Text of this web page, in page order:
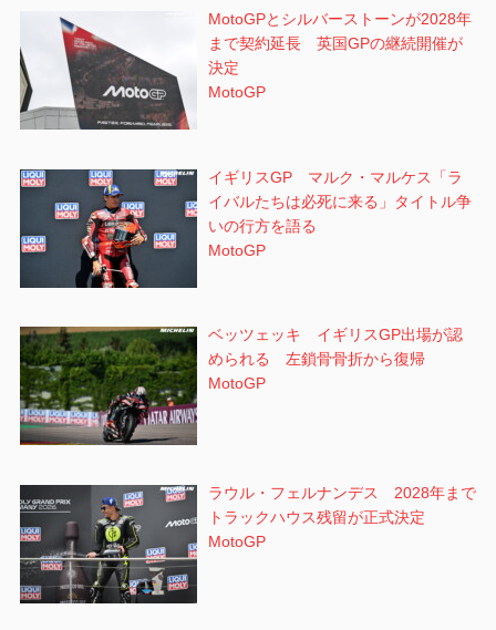
MotoGPとシルバーストーンが2028年
まで契約延長 英国GPの継続開催が
決定
MotoGP
イギリスGP マルク・マルケス「ラ
イバルたちは必死に来る」タイトル争
いの行方を語る
MotoGP
ベッツェッキ イギリスGP出場が認
められる 左鎖骨骨折から復帰
MotoGP
ラウル・フェルナンデス 2028年まで
トラックハウス残留が正式決定
MotoGP